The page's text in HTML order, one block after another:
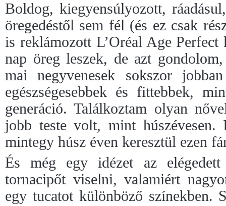
Boldog, kiegyensúlyozott,
öregedéstől sem fél (és ez csak
is reklámozott L’Oréal Age
nap öreg leszek, de azt
mai negyvenesek sokszor
egészségesebbek és fittebbek,
generáció. Találkoztam olyan
jobb teste volt, mint húszévesen.
mintegy húsz éven keresztül ezen
És még egy idézet az elégedett
tornacipőt viselni, valamiért
egy tucatot különböző színekben.